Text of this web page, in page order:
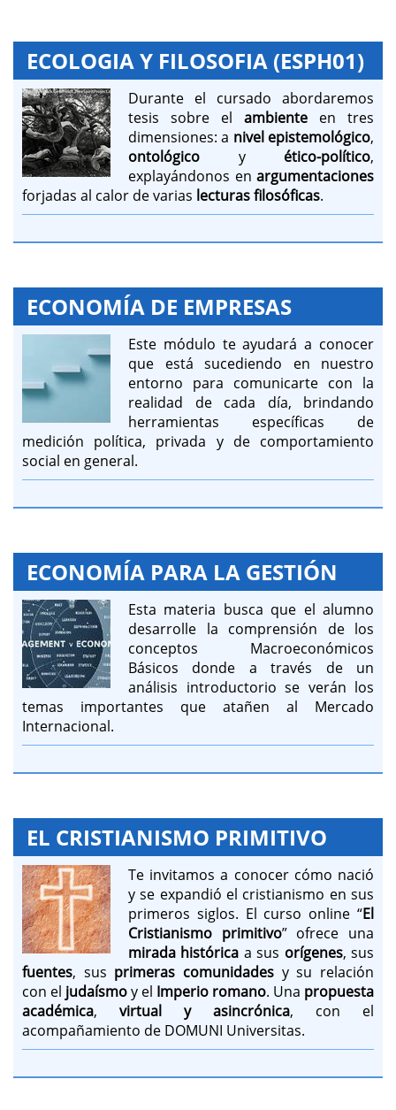
ECOLOGIA Y FILOSOFIA (ESPH01)
Durante el cursado abordaremos
tesis sobre el ambiente en tres
dimensiones: a nivel epistemológico,
ontológico y ético-político,
explayándonos en argumentaciones
forjadas al calor de varias lecturas filosóficas.
ECONOMÍA DE EMPRESAS
Este módulo te ayudará a conocer
que está sucediendo en nuestro
entorno para comunicarte con la
realidad de cada día, brindando
herramientas específicas de
medición política, privada y de comportamiento
social en general.
ECONOMÍA PARA LA GESTIÓN
Esta materia busca que el alumno
desarrolle la comprensión de los
conceptos Macroeconómicos
Básicos donde a través de un
análisis introductorio se verán los
temas importantes que atañen al Mercado
Internacional.
EL CRISTIANISMO PRIMITIVO
Te invitamos a conocer cómo nació
y se expandió el cristianismo en sus
primeros siglos. El curso online “El
Cristianismo primitivo” ofrece una
mirada histórica a sus orígenes, sus
fuentes, sus primeras comunidades y su relación
con el judaísmoy el Imperio romano. Una propuesta
académica, virtual y asincrónica, con el
acompañamiento de DOMUNI Universitas.